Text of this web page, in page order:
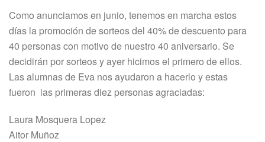
Como anunciamos en junio, tenemos en marcha estos
días la promoción de sorteos del 40% de descuento para
40 personas con motivo de nuestro 40 aniversario. Se
decidirán por sorteos y ayer hicimos el primero de ellos.
Las alumnas de Eva nos ayudaron a hacerlo y estas
fueron las primeras diez personas agraciadas:
Laura Mosquera Lopez
Aitor Muñoz